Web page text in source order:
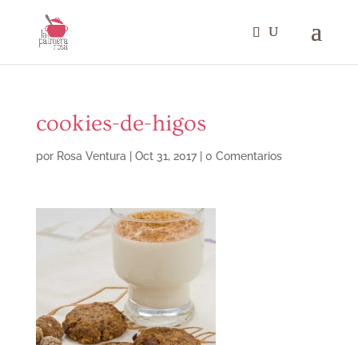
cookies-de-higos
por Rosa Ventura Oct 31, 2017| 0 Comentarios